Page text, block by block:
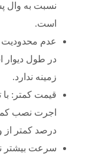
نسبت به وال
است.
عدم محدودیت
در طول دیوار
زمینه ندارد.
قیمت کمتر: با
درصد کمتر
سرعت بیشتر